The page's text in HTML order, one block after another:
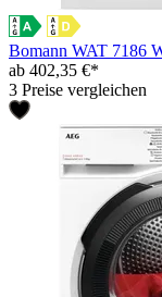
Bomann WAT 7186
ab 402,35 €*
3 Preise vergleichen